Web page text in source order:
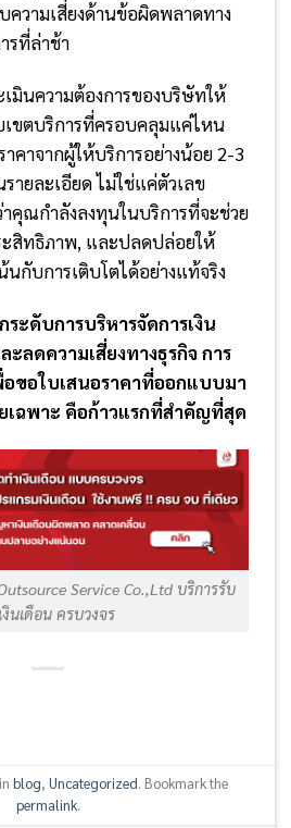
ความเสี่ยงด้านข้อผิดพลาดทาง
รที่ล่าช้า
มินความต้องการของบริษัทให้
เขตบริการที่ครอบคลุมแค่ไหน
คาจากผู้ให้บริการอย่างน้อย 2-3
ายละเอียด ไม่ใช่แค่ตัวเลข
คุณกำลังลงทุนในบริการที่จะช่วย
ะสิทธิภาพ, และปลดปล่อยให้
กับการเติบโตได้อย่างแท้จริง
ะดับการบริหารจัดการเงิน
ลดความเสี่ยงทางธุรกิจ การ
ขอใบเสนอราคาที่ออกแบบมา
เฉพาะ คือก้าวแรกที่สำคัญที่สุด
Service Co.,Ltd บริการรับ
งินเดือน ครบวงจร
blog, Uncategorized. Bookmark the
permalink.